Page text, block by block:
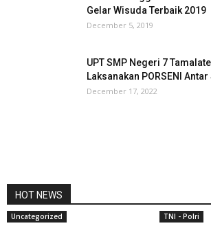
Gelar Wisuda Terbaik 2019
December 5, 2019
UPT SMP Negeri 7
Laksanakan PORSENI Antar
December 17, 2022
HOT NEWS
Uncategorized TNI - Polri